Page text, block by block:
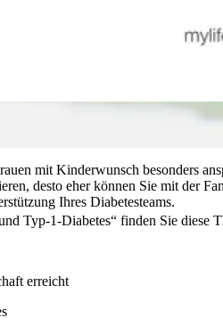
den Sie für die Planung Ihrer
mit Kinderwunsch besonders
desto eher können Sie mit der
Ihres Diabetesteams.
Typ-1-Diabetes“ finden Sie diese
erreicht